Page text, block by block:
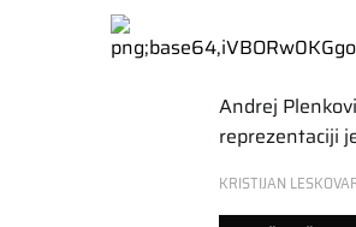
Andrej
reprezentaciji
KRISTIJAN